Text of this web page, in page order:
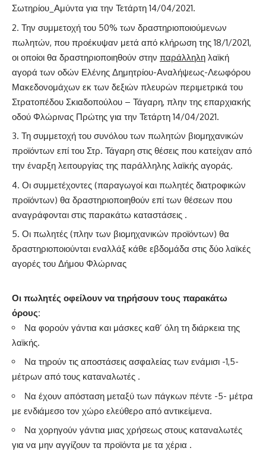
Σωτηρίου_Αμύντα για την Τετάρτη 14/04/2021.
Την συμμετοχή του 50% των δραστηριοποιούμενων
πωλητών, που προέκυψαν μετά από κλήρωση της 18/1/2021,
οι οποίοι θα δραστηριοποιηθούν στην παράλληλη λαϊκή
αγορά των οδών Ελένης Δημητρίου-Αναλήψεως-Λεωφόρου
Μακεδονομάχων εκ των δεξιών πλευρών περιμετρικά του
Στρατοπέδου Σκιαδοπούλου – Τάγαρη, πλην της επαρχιακής
οδού Φλώρινας Πρώτης για την Τετάρτη 14/04/2021.
Τη συμμετοχή του συνόλου των πωλητών βιομηχανικών
προϊόντων επί του Στρ. Τάγαρη στις θέσεις που κατείχαν από
την έναρξη λειτουργίας της παράλληλης λαϊκής αγοράς.
Οι συμμετέχοντες (παραγωγοί και πωλητές διατροφικών
προϊόντων) θα δραστηριοποιηθούν επί των θέσεων που
αναγράφονται στις παρακάτω καταστάσεις .
Οι πωλητές (πλην των βιομηχανικών προϊόντων) θα
δραστηριοποιούνται εναλλάξ κάθε εβδομάδα στις δύο λαϊκές
αγορές του Δήμου Φλώρινας
Οι πωλητές οφείλουν να τηρήσουν τους παρακάτω
όρους:
Να φορούν γάντια και μάσκες καθ’ όλη τη διάρκεια της
λαϊκής.
Να τηρούν τις αποστάσεις ασφαλείας των ενάμισι -1,5-
μέτρων από τους καταναλωτές .
Να έχουν απόσταση μεταξύ των πάγκων πέντε -5- μέτρα
με ενδιάμεσο τον χώρο ελεύθερο από αντικείμενα.
Να χορηγούν γάντια μιας χρήσεως στους καταναλωτές
για να μην αγγίζουν τα προϊόντα με τα χέρια .